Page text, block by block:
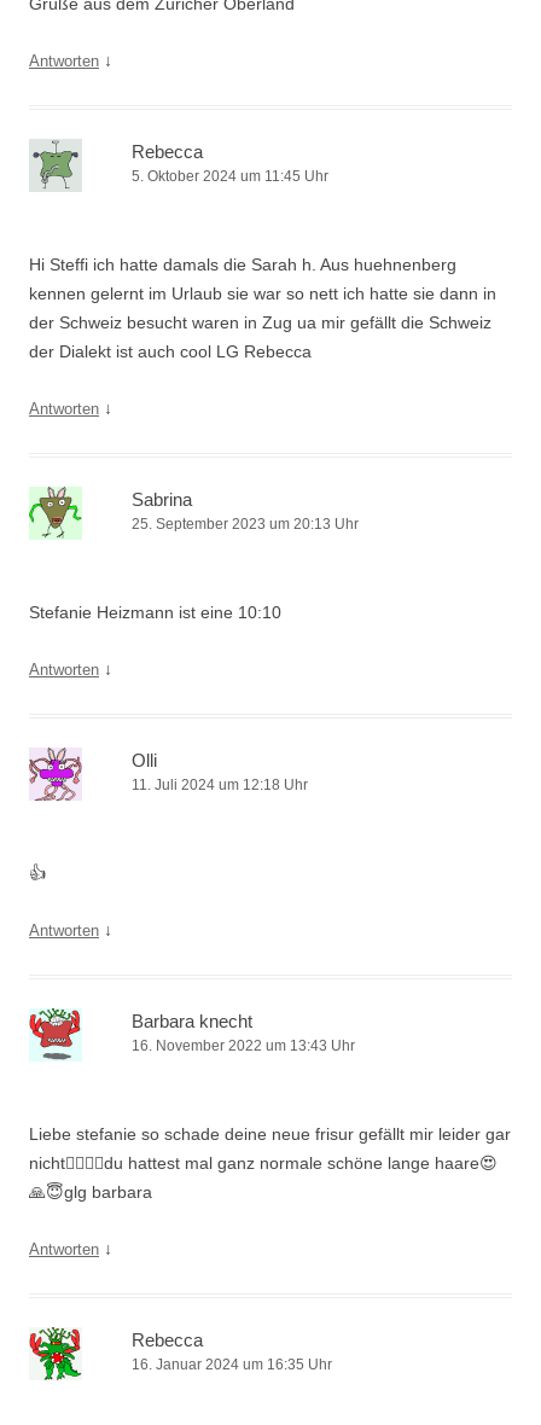
Antworten ↓
Rebecca
5. Oktober 2024 um 11:45 Uhr
Hi Steffi ich hatte damals die Sarah h. Aus huehnenberg
kennen gelernt im Urlaub sie war so nett ich hatte sie dann in
der Schweiz besucht waren in Zug ua mir gefällt die Schweiz
der Dialekt ist auch cool LG Rebecca
Antworten ↓
Sabrina
25. September 2023 um 20:13 Uhr
Stefanie Heizmann ist eine 10:10
Antworten ↓
Olli
11. Juli 2024 um 12:18 Uhr
👍
Antworten ↓
Barbara knecht
16. November 2022 um 13:43 Uhr
Liebe stefanie so schade deine neue frisur gefällt mir leider gar
nicht👎🏻😏🙃du hattest mal ganz normale schöne lange haare😍
🙏😇glg barbara
Antworten ↓
Rebecca
16. Januar 2024 um 16:35 Uhr